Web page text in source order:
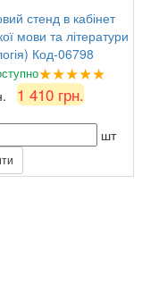
стенд в кабінет
мови та літератури
Код-06798
★★★★★
1 410 грн.
шт